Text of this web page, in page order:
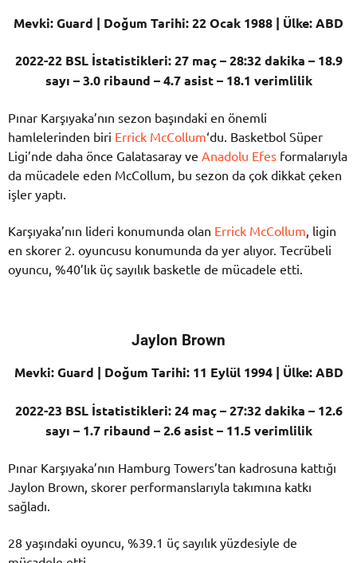
Mevki: Guard | Doğum Tarihi: 22 Ocak 1988 | Ülke: ABD
2022-22 BSL İstatistikleri: 27 maç – 28:32 dakika – 18.9
sayı – 3.0 ribaund – 4.7 asist – 18.1 verimlilik
Pınar Karşıyaka’nın sezon başındaki en önemli
hamlelerinden biri Errick McCollum‘du. Basketbol Süper
Ligi’nde daha önce Galatasaray ve Anadolu Efes formalarıyla
da mücadele eden McCollum, bu sezon da çok dikkat çeken
işler yaptı.
Karşıyaka’nın lideri konumunda olan Errick McCollum, ligin
en skorer 2. oyuncusu konumunda da yer alıyor. Tecrübeli
oyuncu, %40’lık üç sayılık basketle de mücadele etti.
Jaylon Brown
Mevki: Guard | Doğum Tarihi: 11 Eylül 1994 | Ülke: ABD
2022-23 BSL İstatistikleri: 24 maç – 27:32 dakika – 12.6
sayı – 1.7 ribaund – 2.6 asist – 11.5 verimlilik
Pınar Karşıyaka’nın Hamburg Towers’tan kadrosuna kattığı
Jaylon Brown, skorer performanslarıyla takımına katkı
sağladı.
28 yaşındaki oyuncu, %39.1 üç sayılık yüzdesiyle de